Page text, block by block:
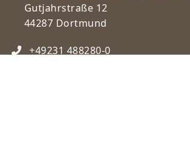
Gutjahrstraße 12
44287 Dortmund
+49231 488280-0